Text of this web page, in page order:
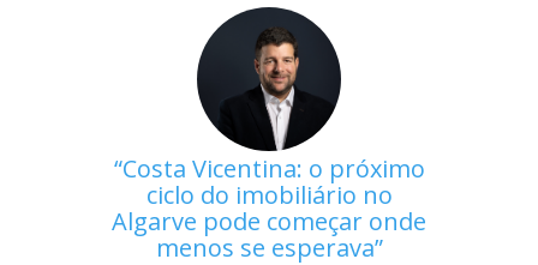
Costa Vicentina: o próximo
ciclo do imobiliário no
Algarve pode começar onde
menos se esperava